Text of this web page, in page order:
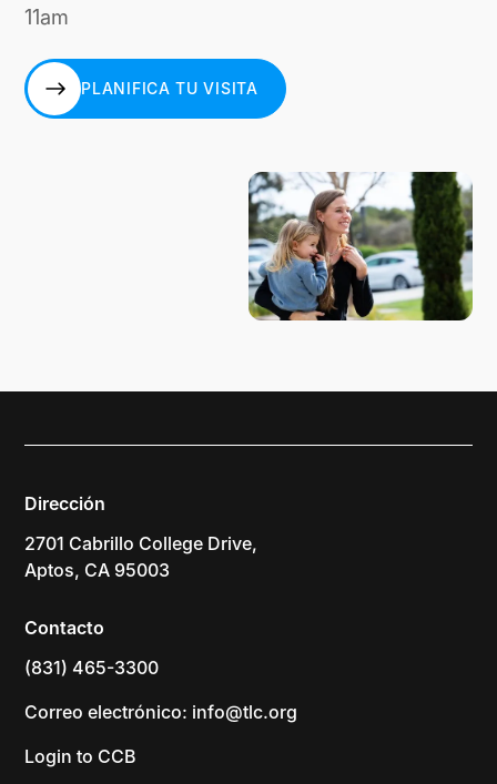
11am
PLANIFICA TU VISITA
Dirección
2701 Cabrillo College Drive,
Aptos, CA 95003
Contacto
(831) 465-3300
Correo electrónico: info@tlc.org
Login to CCB